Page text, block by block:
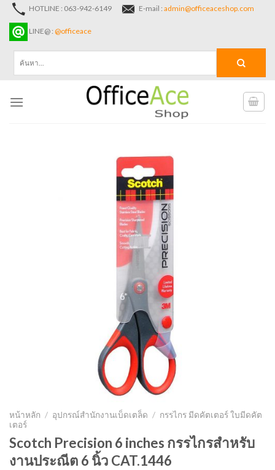
Skip
content
HOTLINE : 063-942-6149 E-mail : admin@officeaceshop.com
LINE@ : @officeace
หน้าหลัก / อุปกรณ์สำนักงานเบ็ดเตล็ด / กรรไกร มีดคัตเตอร์ ใบมีดคัต
เตอร์
Scotch Precision 6 inches กรรไกรสำหรับ
งานประณีต 6 นิ้ว CAT.1446